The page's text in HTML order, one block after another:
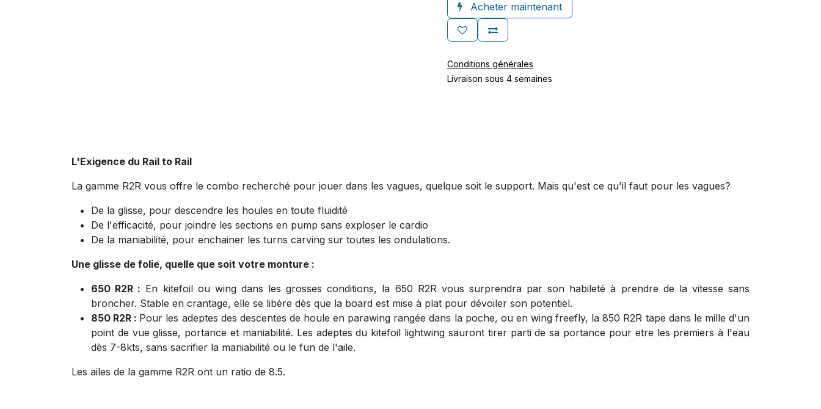
Acheter maintenant
Conditions générales
Livraison sous 4 semaines
L'Exigence du Rail to Rail
La gamme R2R vous offre le combo recherché pour jouer dans les vagues, quelque soit le support. Mais qu'est ce qu'il faut pour les vagues?
De la glisse, pour descendre les houles en toute fluidité
De l'efficacité, pour joindre les sections en pump sans exploser le cardio
De la maniabilité, pour enchainer les turns carving sur toutes les ondulations.
Une glisse de folie, quelle que soit votre monture :
650 R2R : En kitefoil ou wing dans les grosses conditions, la 650 R2R vous surprendra par son habileté à prendre de la vitesse sans
broncher. Stable en crantage, elle se libère dès que la board est mise à plat pour dévoiler son potentiel.
850 R2R : Pour les adeptes des descentes de houle en parawing rangée dans la poche, ou en wing freefly, la 850 R2R tape dans le mille d'un
point de vue glisse, portance et maniabilité. Les adeptes du kitefoil lightwing sauront tirer parti de sa portance pour etre les premiers à l'eau
dès 7-8kts, sans sacrifier la maniabilité ou le fun de l'aile.
Les ailes de la gamme R2R ont un ratio de 8.5.